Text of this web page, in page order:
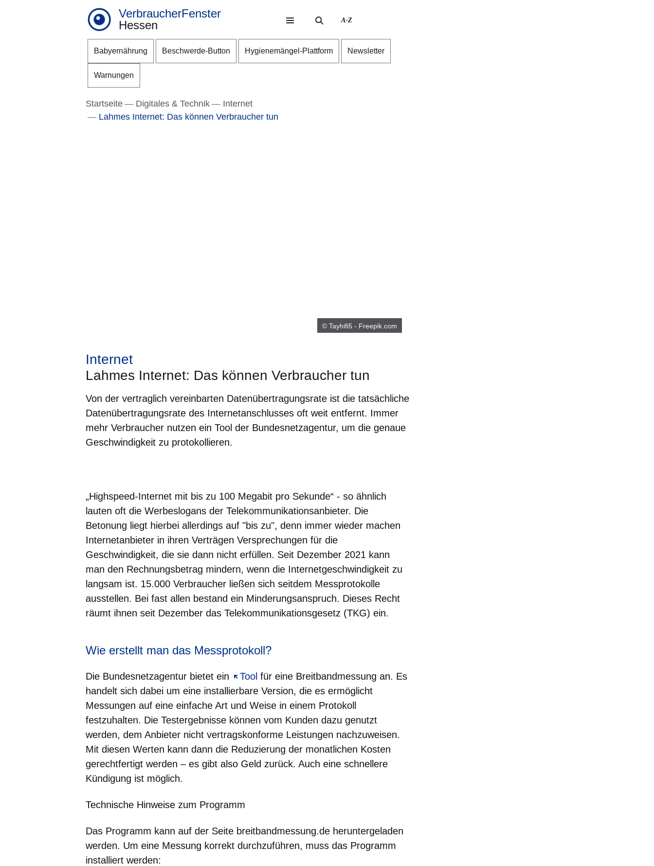
Direkt zum Kopf der Seite
Direkt zum Inhalt
Direkt zum Fuß der Seite
VerbraucherFenster
Hessen
A-Z
Babyernährung Beschwerde-Button Hygienemängel-Plattform Newsletter
Warnungen
Startseite Digitales & Technik
Internet
Lahmes Internet: Das können Verbraucher tun
© Tayhifi5 - Freepik.com
Internet
Lahmes Internet: Das können Verbraucher tun
Von der vertraglich vereinbarten Datenübertragungsrate ist die tatsächliche
Datenübertragungsrate des Internetanschlusses oft weit entfernt. Immer
mehr Verbraucher nutzen ein Tool der Bundesnetzagentur, um die genaue
Geschwindigkeit zu protokollieren.
„Highspeed-Internet mit bis zu 100 Megabit pro Sekunde“ - so ähnlich
lauten oft die Werbeslogans der Telekommunikationsanbieter. Die
Betonung liegt hierbei allerdings auf "bis zu", denn immer wieder machen
Internetanbieter in ihren Verträgen Versprechungen für die
Geschwindigkeit, die sie dann nicht erfüllen. Seit Dezember 2021 kann
man den Rechnungsbetrag mindern, wenn die Internetgeschwindigkeit zu
langsam ist. 15.000 Verbraucher ließen sich seitdem Messprotokolle
ausstellen. Bei fast allen bestand ein Minderungsanspruch. Dieses Recht
räumt ihnen seit Dezember das Telekommunikationsgesetz (TKG) ein.
Wie erstellt man das Messprotokoll?
Die Bundesnetzagentur bietet ein Tool
Öffnet sich in einem neuen Fenster
für eine Breitbandmessung an. Es
handelt sich dabei um eine installierbare Version, die es ermöglicht
Messungen auf eine einfache Art und Weise in einem Protokoll
festzuhalten. Die Testergebnisse können vom Kunden dazu genutzt
werden, dem Anbieter nicht vertragskonforme Leistungen nachzuweisen.
Mit diesen Werten kann dann die Reduzierung der monatlichen Kosten
gerechtfertigt werden – es gibt also Geld zurück. Auch eine schnellere
Kündigung ist möglich.
Technische Hinweise zum Programm
Das Programm kann auf der Seite breitbandmessung.de heruntergeladen
werden. Um eine Messung korrekt durchzuführen, muss das Programm
installiert werden: